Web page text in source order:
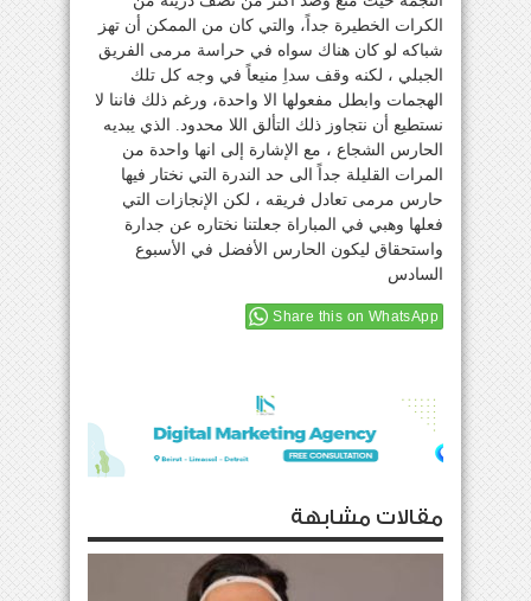
الكرات الخطيرة جداً، والتي كان من الممكن أن تهز
شباكه لو كان هناك سواه في حراسة مرمى الفريق
الجبلي ، لكنه وقف سداِ منيعاً في وجه كل تلك
الهجمات وابطل مفعولها الا واحدة، ورغم ذلك فاننا لا
نستطيع أن نتجاوز ذلك التألق اللا محدود. الذي يبديه
الحارس الشجاع ، مع الإشارة إلى انها واحدة من
المرات القليلة جداً الى حد الندرة التي نختار فيها
حارس مرمى تعادل فريقه ، لكن الإنجازات التي
فعلها وهبي في المباراة جعلتنا نختاره عن جدارة
واستحقاق ليكون الحارس الأفضل في الأسبوع
السادس
Share this on WhatsApp
مقالات مشابهة